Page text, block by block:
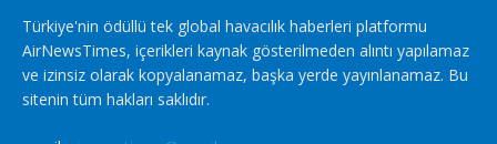
Türkiye'nin ödüllü tek global havacılık haberleri platformu
AirNewsTimes, içerikleri kaynak gösterilmeden alıntı yapılamaz
ve izinsiz olarak kopyalanamaz, başka yerde yayınlanamaz. Bu
sitenin tüm hakları saklıdır.